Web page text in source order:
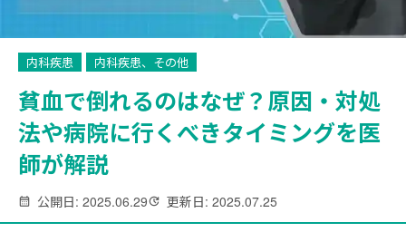
内科疾患 内科疾患、その他
貧血で倒れるのはなぜ？原因・対処
法や病院に行くべきタイミングを医
師が解説
公開日: 2025.06.29 更新日: 2025.07.25